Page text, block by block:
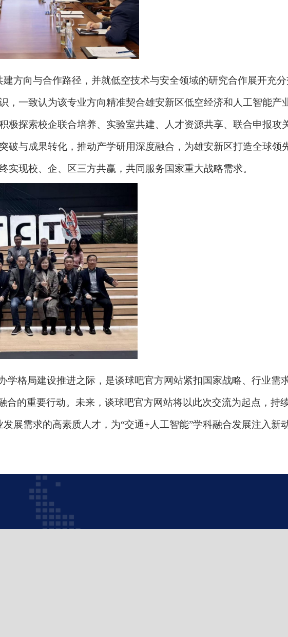
方向与合作路径，并就低空技术与安全领域的研究合作展开充
，一致认为该专业方向精准契合雄安新区低空经济和人工智能产
极探索校企联合培养、实验室共建、人才资源共享、联合申报攻
破与成果转化，推动产学研用深度融合，为雄安新区打造全球领
现校、企、区三方共赢，共同服务国家重大战略需求。
学格局建设推进之际，是谈球吧官方网站紧扣国家战略、行业需
合的重要行动。未来，谈球吧官方网站将以此次交流为起点，持
展需求的高素质人才，为“交通+人工智能”学科融合发展注入新